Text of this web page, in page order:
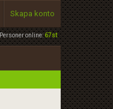
Personer online:67st
Skapa konto